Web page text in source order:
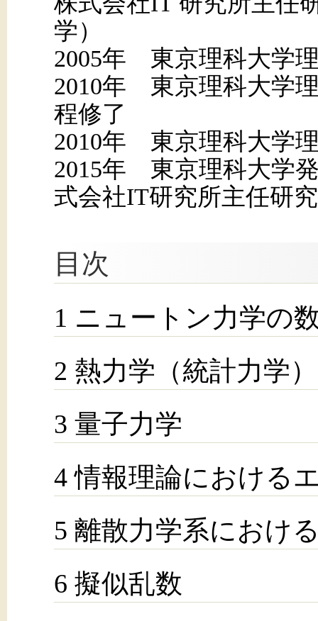
学）
2005年 東京理科大学
2010年 東京理科大学
程修了
2010年 東京理科大学
2015年 東京理科大学
式会社IT研究所主任研
目次
1 ニュートン力学の
2 熱力学（統計力学
3 量子力学
4 情報理論における
5 離散力学系におけ
6 擬似乱数